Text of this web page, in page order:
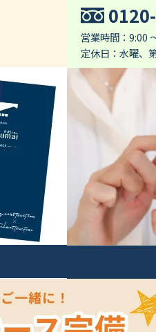
営業時間：9:00
定休日：水曜、